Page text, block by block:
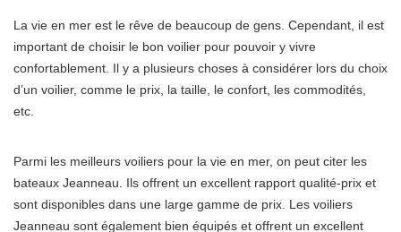
La vie en mer est le rêve de beaucoup de gens. Cependant, il est
important de choisir le bon voilier pour pouvoir y vivre
confortablement. Il y a plusieurs choses à considérer lors du choix
d’un voilier, comme le prix, la taille, le confort, les commodités,
etc.
Parmi les meilleurs voiliers pour la vie en mer, on peut citer les
bateaux Jeanneau. Ils offrent un excellent rapport qualité-prix et
sont disponibles dans une large gamme de prix. Les voiliers
Jeanneau sont également bien équipés et offrent un excellent